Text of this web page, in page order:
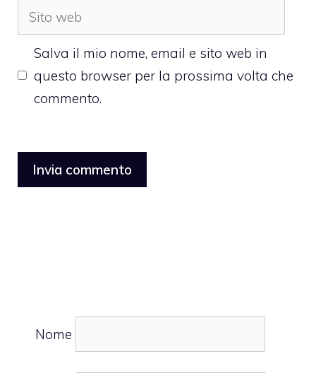
Sito
web
Salva il mio nome, email e sito web in
questo browser per la prossima volta che
commento.
Nome